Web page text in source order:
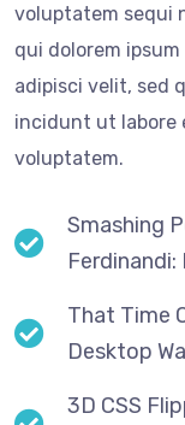
voluptatem sequi
qui dolorem
adipisci velit, sed
incidunt ut labore
voluptatem.
Smashing
Ferdinandi:
That Time
Desktop
3D CSS